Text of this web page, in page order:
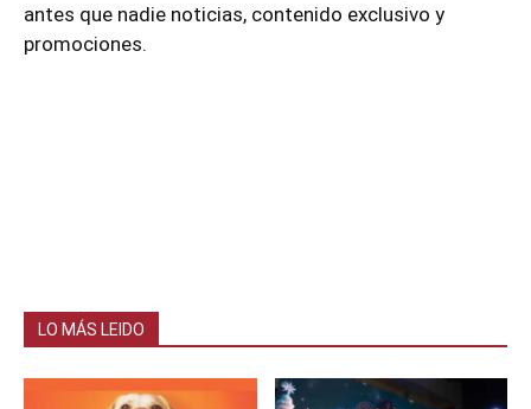
antes que nadie noticias, contenido exclusivo y
promociones.
LO MÁS LEIDO